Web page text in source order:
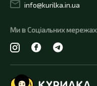
info@kurilka.in.ua
Ми в Соціальних мережах